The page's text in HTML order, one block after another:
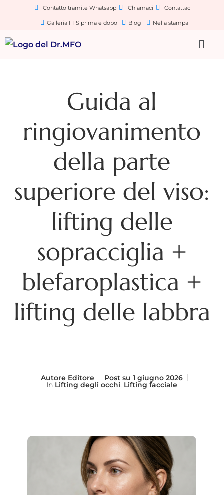
Contatto tramite Whatsapp Chiamaci Contattaci
Galleria FFS prima e dopo Blog Nella stampa
Guida al
ringiovanimento
della parte
superiore del viso:
lifting delle
sopracciglia +
blefaroplastica +
lifting delle labbra
Autore Editore Post su 1 giugno 2026
In Lifting degli occhi, Lifting facciale